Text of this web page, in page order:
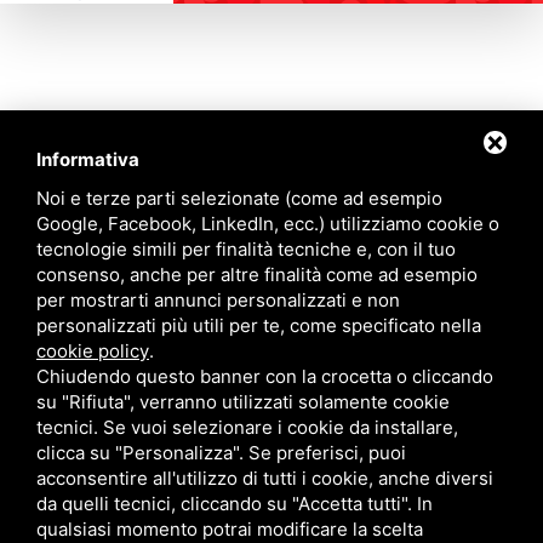
Informativa
Noi e terze parti selezionate (come ad esempio
Google, Facebook, LinkedIn, ecc.) utilizziamo cookie o
tecnologie simili per finalità tecniche e, con il tuo
consenso, anche per altre finalità come ad esempio
per mostrarti annunci personalizzati e non
personalizzati più utili per te, come specificato nella
cookie policy.
Chiudendo questo banner con la crocetta o cliccando
su "Rifiuta", verranno utilizzati solamente cookie
tecnici. Se vuoi selezionare i cookie da installare,
clicca su "Personalizza". Se preferisci, puoi
acconsentire all'utilizzo di tutti i cookie, anche diversi
da quelli tecnici, cliccando su "Accetta tutti". In
qualsiasi momento potrai modificare la scelta
Contattaci
Via Quinto Bucci, 205, 47521 Cesena (FC)
+39 0543 31536
+39 320 6635083
info@amiciziaeamore.it
Links
Chi siamo
Crea il tuo profilo
Franchising
Annunci
Blog
Contatti
Follow Us